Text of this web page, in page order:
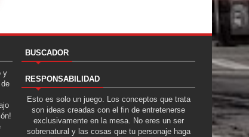
y
BUSCADOR
RESPONSABILIDAD
Esto es solo un juego. Los conceptos que trata
son ideas creadas con el fin de entretenerse
exclusivamente en la mesa. No eres un ser
sobrenatural y las cosas que tu personaje haga